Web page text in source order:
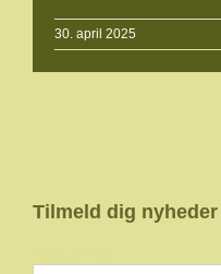
30. april 2025
Tilmeld dig